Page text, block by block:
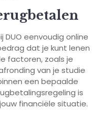
DUO eenvoudig online
dat je kunt lenen
factoren, zoals je
van je studie
een bepaalde
is
financiële situatie.